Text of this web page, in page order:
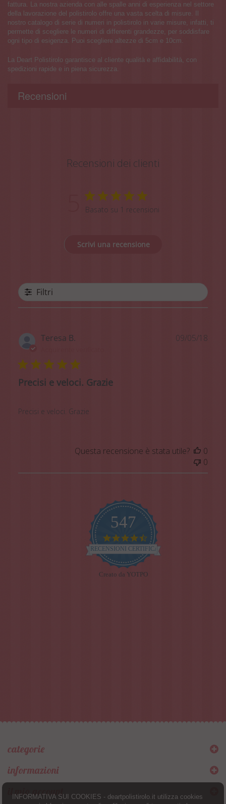
INFORMATIVA SUI COOKIES - deartpolistirolo.it utilizza cookies
fattura. La nostra azienda con alle spalle anni di esperienza nel settore
della lavorazione del polistirolo offre una vasta scelta di misure. Il
nostro catalogo di serie di numeri in polistirolo in varie misure, infatti, ti
permette di scegliere le numeri di differenti grandezze, per soddisfare
ogni tipo di esigenza. Puoi scegliere altezze di 5cm e 10cm.
La Deart Polistirolo garantisce al cliente qualità e affidabilità, con
spedizioni rapide e in piena sicurezza.
Recensioni
Recensioni dei clienti
Basato su 1 recensioni
Scrivi una recensione
Filtri
Teresa B.
Precisi e veloci. Grazie
Precisi e veloci. Grazie
09/05/18
Questa recensione è stata utile?
0
0
547
4.7
star
rating
RECENSIONI CERTIFICATE
Creato da YOTPO
categorie
informazioni
il mio account